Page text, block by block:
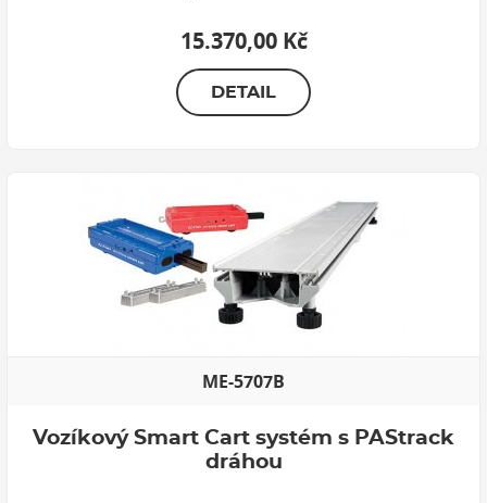
15.370,00 Kč
DETAIL
ME-5707B
Vozíkový Smart Cart systém s PAStrack
dráhou